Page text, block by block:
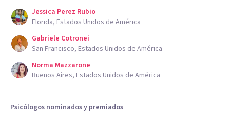
Jessica Perez Rubio
Florida, Estados Unidos de América
Gabriele Cotronei
San Francisco, Estados Unidos de América
Norma Mazzarone
Buenos Aires, Estados Unidos de América
Psicólogos nominados y premiados